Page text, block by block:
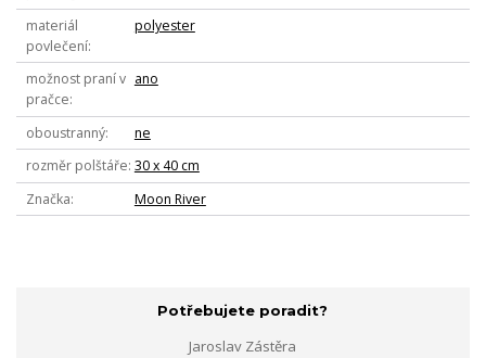
materiál
povlečení
polyester
možnost praní v
pračce
ano
oboustranný
ne
rozměr polštáře 30 x 40 cm
Značka
Moon River
Potřebujete poradit?
Jaroslav Zástěra